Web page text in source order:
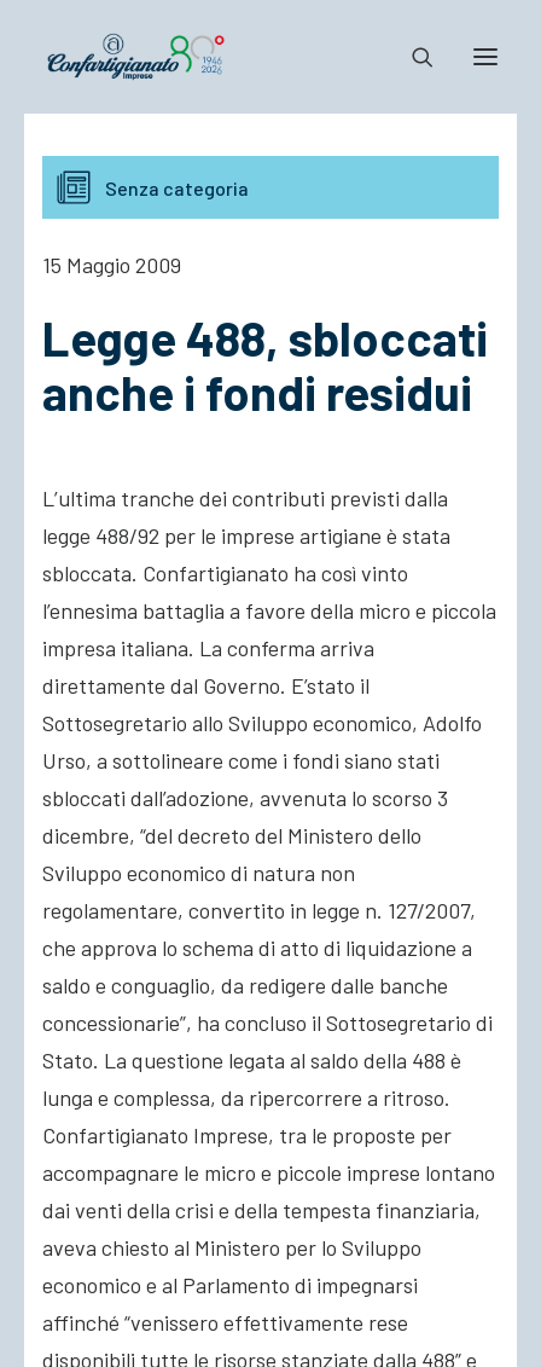
Notizie e Documenti
Confartigianato
Cosa Facciamo
Associarsi
ACCEDI
Senza categoria
15 Maggio 2009
Legge 488, sbloccati
anche i fondi residui
L’ultima tranche dei contributi previsti dalla
legge 488/92 per le imprese artigiane è stata
sbloccata. Confartigianato ha così vinto
l’ennesima battaglia a favore della micro e piccola
impresa italiana. La conferma arriva
direttamente dal Governo. E’stato il
Sottosegretario allo Sviluppo economico, Adolfo
Urso, a sottolineare come i fondi siano stati
sbloccati dall’adozione, avvenuta lo scorso 3
dicembre, “del decreto del Ministero dello
Sviluppo economico di natura non
regolamentare, convertito in legge n. 127/2007,
che approva lo schema di atto di liquidazione a
saldo e conguaglio, da redigere dalle banche
concessionarie”, ha concluso il Sottosegretario di
Stato. La questione legata al saldo della 488 è
lunga e complessa, da ripercorrere a ritroso.
Confartigianato Imprese, tra le proposte per
accompagnare le micro e piccole imprese lontano
dai venti della crisi e della tempesta finanziaria,
aveva chiesto al Ministero per lo Sviluppo
economico e al Parlamento di impegnarsi
affinché “venissero effettivamente rese
disponibili tutte le risorse stanziate dalla 488” e